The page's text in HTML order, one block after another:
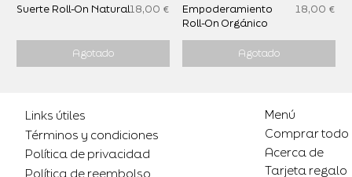
Suerte Roll-On NaturalPrecio
18,00 €
Agotado
Empoderamiento
Roll-On Orgánico
Precio
18,00 €
Agotado
Links útiles
Términos y condiciones
Política de privacidad
Política de reembolso
Menú
Comprar todo
Acerca de
Tarjeta regalo